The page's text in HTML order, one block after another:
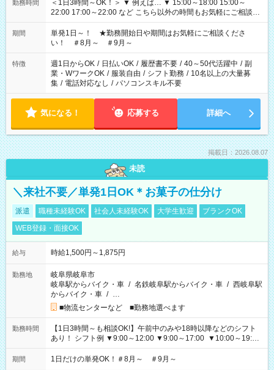
勤務時間
＜1日3時間～OK！＞ ▼ 例えば… ▼ 15:00～18:00 15:00～
22:00 17:00～22:00 など こちら以外の時間もお気軽にご相談く
ださい！
期間
単発1日～！ ★勤務開始日や期間はお気軽にご相談くださ
い！ ＃8月～ ＃9月～
特徴 週1日からOK / 日払いOK / 履歴書不要 / 40～50代活躍中 / 副
業・WワークOK / 服装自由 / シフト勤務 / 10名以上の大量募
集 / 電話対応なし / パソコンスキル不要
気になる！ 応募する 詳細へ
掲載日：2026.08.07
未読
＼来社不要／単発1日OK＊お菓子の仕分け
派遣 職種未経験OK 社会人未経験OK 大学生歓迎
ブランクOK
WEB登録・面接OK
給与 時給1,500円～1,875円
勤務地
岐阜県岐阜市
岐阜駅からバイク・車 / 名鉄岐阜駅からバイク・車 / 西岐阜駅
からバイク・車 / …
■物流センターなど ■勤務地選べます
勤務時間
【1日3時間～も相談OK!】午前中のみや18時以降などのシフト
あり！ シフト例 ▼9:00～12:00 ▼9:00～17:00 ▼10:00～19:00
▼18:00～21:00
期間 1日だけの単発OK！＃8月～ ＃9月～